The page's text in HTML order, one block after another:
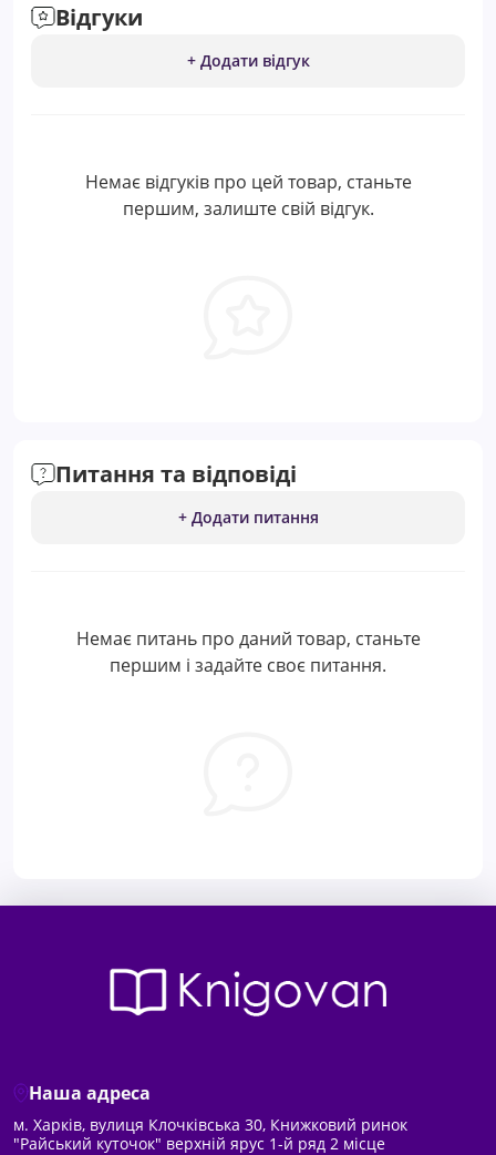
Відгуки
+ Додати відгук
Немає відгуків про цей товар, станьте
першим, залиште свій відгук.
Питання та відповіді
+ Додати питання
Немає питань про даний товар, станьте
першим і задайте своє питання.
Наша адреса
м. Харків, вулиця Клочківська 30, Книжковий ринок
"Райський куточок" верхній ярус 1-й ряд 2 місце